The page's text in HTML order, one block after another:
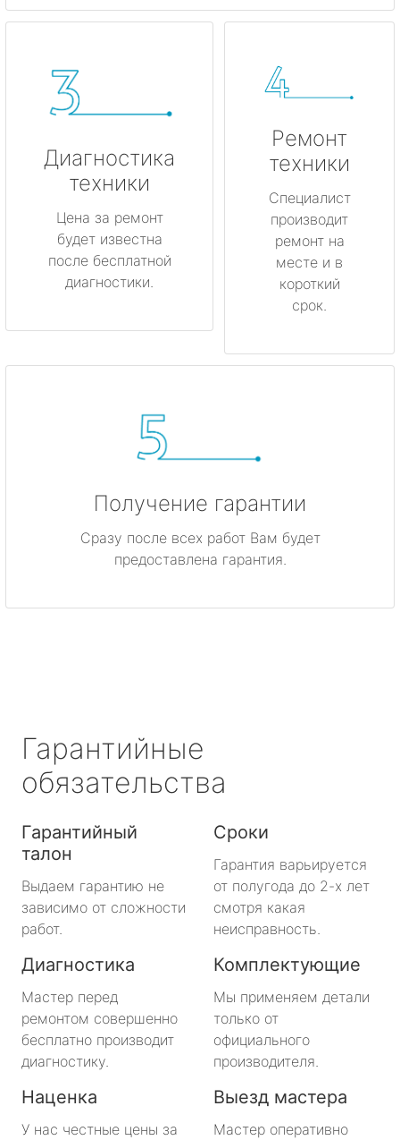
Диагностика
техники
Цена за ремонт
будет известна
после бесплатной
диагностики.
Ремонт
техники
Специалист
производит
ремонт на
месте и в
короткий
срок.
Получение гарантии
Сразу после всех работ Вам будет
предоставлена гарантия.
Гарантийные
обязательства
Гарантийный
талон
Выдаем гарантию не
зависимо от сложности
работ.
Сроки
Гарантия варьируется
от полугода до 2-х лет
смотря какая
неисправность.
Диагностика
Мастер перед
ремонтом совершенно
бесплатно производит
диагностику.
Комплектующие
Мы применяем детали
только от
официального
производителя.
Наценка
У нас честные цены за
Выезд мастера
Мастер оперативно